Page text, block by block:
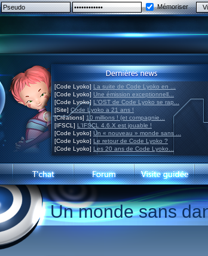
Mémoriser
[Code Lyoko] La suite de Code Lyoko en ...
[Code Lyoko] Une émission exceptionnell...
[Code Lyoko] L'OST de Code Lyoko se rap...
[Site] Code Lyoko a 21 ans !
[Créations] 10 millions ! (et compagnie...
[IFSCL] L'IFSCL 4.6.X est jouable !
[Code Lyoko] Un « nouveau » monde sans ...
[Code Lyoko] Le retour de Code Lyoko ?
[Code Lyoko] Les 20 ans de Code Lyoko...
Un monde sans